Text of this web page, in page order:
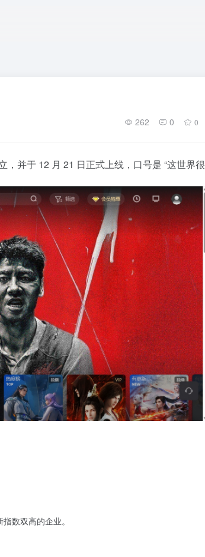
262 0 0
并于 12 月 21 日正式上线，口号是 “这世界很
数双高的企业。